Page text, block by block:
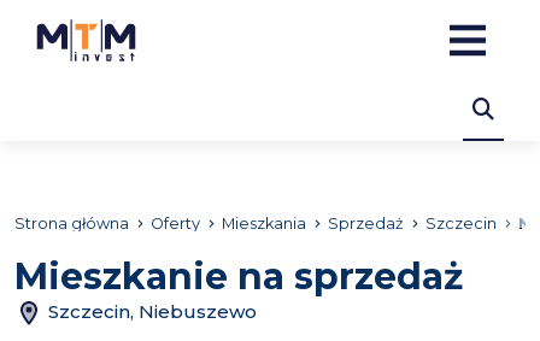
Strona główna Oferty Mieszkania Sprzedaż Szczecin
Mieszkanie na sprzedaż
Szczecin, Niebuszewo